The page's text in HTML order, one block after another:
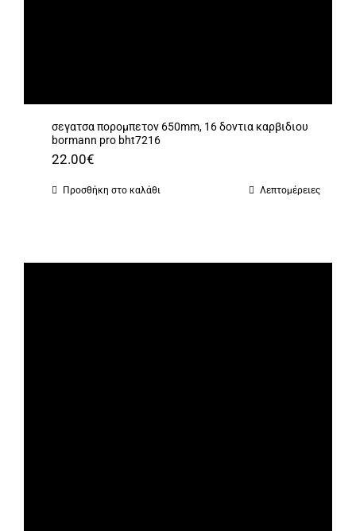
σεγατσα πορομπετον 650mm, 16 δοντια καρβιδιου
bormann pro bht7216
22.00€
Προσθήκη στο καλάθι Λεπτομέρειες